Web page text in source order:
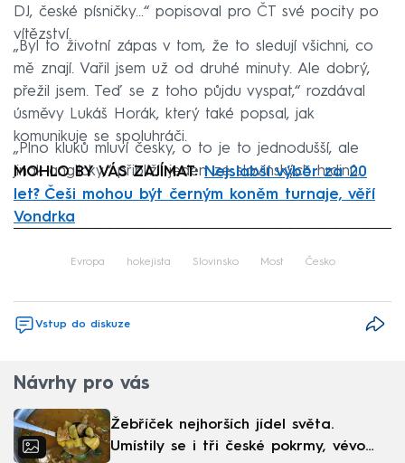
DJ, české písničky...“ popisoval pro ČT své pocity po
vítězství.
„Byl to životní zápas v tom, že to sledují všichni, co
mě znají. Vařil jsem už od druhé minuty. Ale dobrý,
přežil jsem. Teď se z toho půjdu vyspat,“ rozdával
úsměvy Lukáš Horák, který také popsal, jak
komunikuje se spoluhráči.
„Plno kluků mluví česky, o to je to jednodušší, ale
jinak anglicky,“ přiblížil jeden ze slovinských hrdinů.
MOHLO BY VÁS ZAJÍMAT:Nejslabší výběr za 20
let? Češi mohou být černým koněm turnaje, věří
Vondrka
Evropa hokejista Slovinsko Most Česko
Vstup do diskuze
Návrhy pro vás
Žebříček nejhorších jídel světa.
Umístily se i tři české pokrmy, vévodí